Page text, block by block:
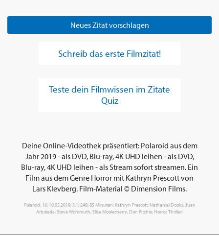
Neues Zitat vorschlagen
Schreib das erste Filmzitat!
Teste dein Filmwissen im Zitate
Quiz
Deine Online-Videothek präsentiert: Polaroid aus dem
Jahr 2019 - als DVD, Blu-ray, 4K UHD leihen - als DVD,
Blu-ray, 4K UHD leihen - als Stream sofort streamen. Ein
Film aus dem Genre Horror mit Kathryn Prescott von
Lars Klevberg. Film-Material © Dimension Films.
Polaroid; 16; 10.05.2019; 3,1; 248; 85 Minuten; Kathryn Prescott, Nathaniel Dooks, Juan
Arboleda, Steve Wohlmuth, Elisa Moolecherry, Don Ritchie; Horror, Thriller;